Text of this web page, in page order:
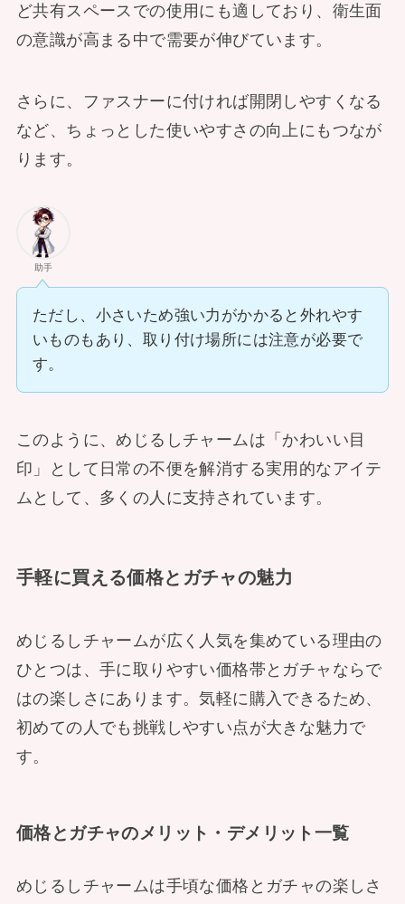
ど共有スペースでの使用にも適しており、衛生面
の意識が高まる中で需要が伸びています。
さらに、ファスナーに付ければ開閉しやすくなる
など、ちょっとした使いやすさの向上にもつなが
ります。
助手
ただし、小さいため強い力がかかると外れやす
いものもあり、取り付け場所には注意が必要で
す。
このように、めじるしチャームは「かわいい目
印」として日常の不便を解消する実用的なアイテ
ムとして、多くの人に支持されています。
手軽に買える価格とガチャの魅力
めじるしチャームが広く人気を集めている理由の
ひとつは、手に取りやすい価格帯とガチャならで
はの楽しさにあります。気軽に購入できるため、
初めての人でも挑戦しやすい点が大きな魅力で
す。
価格とガチャのメリット・デメリット一覧
めじるしチャームは手頃な価格とガチャの楽しさ